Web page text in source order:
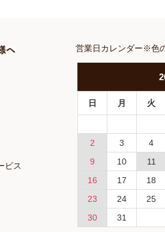
へ
ビス
営業日カレンダー※色
日 月 火
2
3 4
9
10 11
16
17 18
23
24 25
30
31